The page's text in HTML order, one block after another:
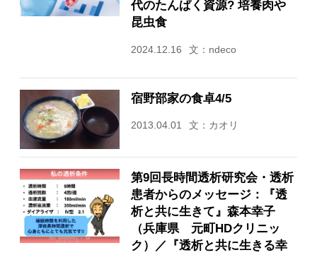
代のたんぱく資源? 培養肉や
昆虫食
2024.12.16 文：ndeco
宿野部家の食卓4/5
2013.04.01 文：カオリ
第9回長時間透析研究会・透析
患者からのメッセージ：『透
析と共に生きて』森本幸子
（兵庫県 元町HDクリニッ
ク）／『透析と共に生きる幸